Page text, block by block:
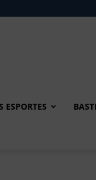
ESPORTES